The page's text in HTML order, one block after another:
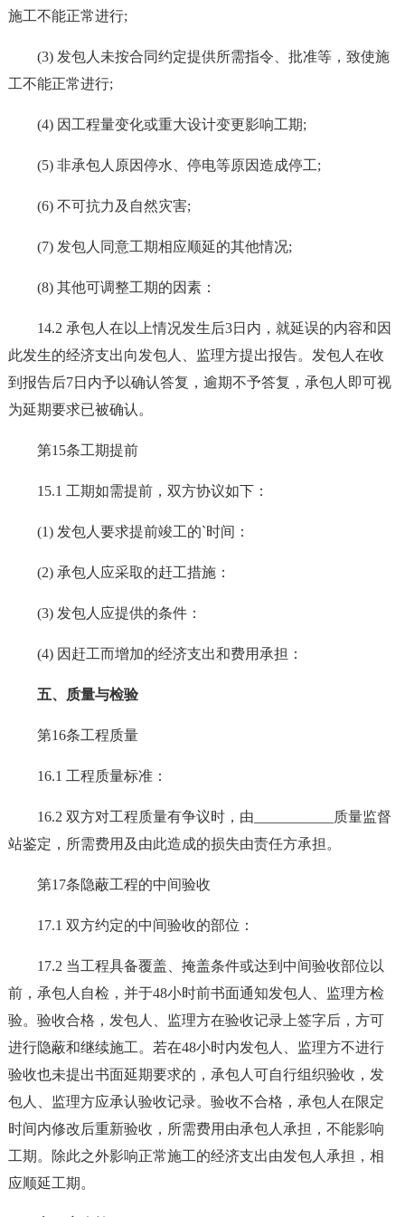
施工不能正常进行;
(3) 发包人未按合同约定提供所需指令、批准等，致使施
工不能正常进行;
(4) 因工程量变化或重大设计变更影响工期;
(5) 非承包人原因停水、停电等原因造成停工;
(6) 不可抗力及自然灾害;
(7) 发包人同意工期相应顺延的其他情况;
(8) 其他可调整工期的因素：
14.2 承包人在以上情况发生后3日内，就延误的内容和因
此发生的经济支出向发包人、监理方提出报告。发包人在收
到报告后7日内予以确认答复，逾期不予答复，承包人即可视
为延期要求已被确认。
第15条工期提前
15.1 工期如需提前，双方协议如下：
(1) 发包人要求提前竣工的`时间：
(2) 承包人应采取的赶工措施：
(3) 发包人应提供的条件：
(4) 因赶工而增加的经济支出和费用承担：
五、质量与检验
第16条工程质量
16.1 工程质量标准：
16.2 双方对工程质量有争议时，由___________质量监督
站鉴定，所需费用及由此造成的损失由责任方承担。
第17条隐蔽工程的中间验收
17.1 双方约定的中间验收的部位：
17.2 当工程具备覆盖、掩盖条件或达到中间验收部位以
前，承包人自检，并于48小时前书面通知发包人、监理方检
验。验收合格，发包人、监理方在验收记录上签字后，方可
进行隐蔽和继续施工。若在48小时内发包人、监理方不进行
验收也未提出书面延期要求的，承包人可自行组织验收，发
包人、监理方应承认验收记录。验收不合格，承包人在限定
时间内修改后重新验收，所需费用由承包人承担，不能影响
工期。除此之外影响正常施工的经济支出由发包人承担，相
应顺延工期。